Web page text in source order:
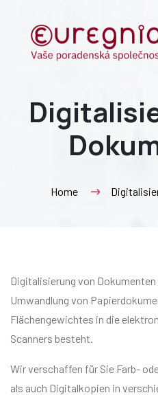
Home
Digitalisierung von
Umwandlung von
Flächengewichtes in die
Scanners besteht.
Wir verschaffen für Sie Farb-
als auch Digitalkopien in